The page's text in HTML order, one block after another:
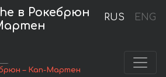
RUS ENG
в Рокебрюн
– Кап-Мартен